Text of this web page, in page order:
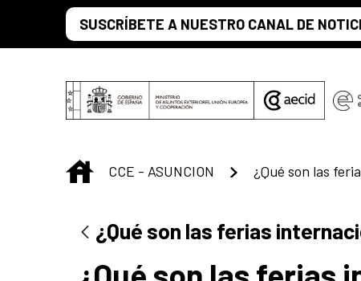
Saltar al contenido principal
SUSCRÍBETE A NUESTRO CANAL DE
INICIO
CCE - ASUNCION
¿Qué son las ferias